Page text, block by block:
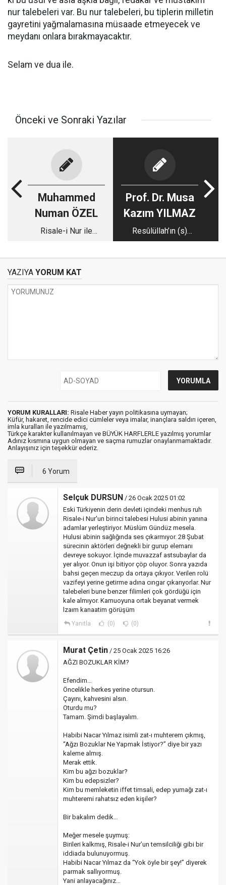
nur talebeleri var. Bu nur talebeleri, bu tiplerin milletin
gayretini yağmalamasına müsaade etmeyecek ve
meydanı onlara bırakmayacaktır.
Selam ve dua ile.
Önceki ve Sonraki Yazılar
Muhammed
Numan ÖZEL
Risale-i Nur ile
Prof. Dr. Musa
Kazım YILMAZ
Resûlüllah’ın (s)
Gençlere Karşı
YAZIYA YORUM KAT
YORUM KURALLARI: Risale Haber yayın politikasına uymayan;
Küfür, hakaret, rencide edici cümleler veya imalar, inançlara saldırı içeren,
imla kuralları ile yazılmamış,
Türkçe karakter kullanılmayan ve BÜYÜK HARFLERLE yazılmış yorumlar
Adınız kısmına uygun olmayan ve saçma rumuzlar onaylanmamaktadır.
Anlayışınız için teşekkür ederiz.
6 Yorum
Selçuk DURSUN / 26 Ocak 2025 01:02
Eski Türkiyenin derin devleti içindeki menhus ruh
Risale-i Nur'un birinci talebesi Hulusi abinin yanına
adamlar yerleştiriyor. Müslüm Gündüz mesela.
Hulusi abinin sağlığında ses çıkarmıyor. 28 Şubat
sürecinin aktörleri değnekli bir gurup elemanı
devreye sokuyor. İçinde muvazzaf astsubaylar da
yer alıyor. Onun işi bitiyor çöp oluyor. Sonra yazıda
bahsi geçen meczup da ortaya çıkıyor. Verilen rolü
vazifeyi yerine getirme adına cıngar çıkarıyorlar. Nur
talebeleri bune benzer filimleri çok gördüğü için
kale almıyor. Kamuoyuna ortak beyanat vermek
lzaım kanaatim görüşüm
Yanıtla (0) (0)
Murat Çetin / 25 Ocak 2025 16:26
AĞZI BOZUKLAR KİM?
Efendim…
Öncelikle herkes yerine otursun.
Çayını, kahvesini alsın.
Oturdu mu?
Tamam. Şimdi başlayalım.
Habibi Nacar Yılmaz isimli zat-ı muhterem çıkmış,
“Ağzı Bozuklar Ne Yapmak İstiyor?” diye bir yazı
kaleme almış.
Merak ettik.
Kim bu ağzı bozuklar?
Kim bu edepsizler?
Kim bu memleketin iffet timsali, edep yumağı zat-ı
muhteremi rahatsız eden kişiler?
Bir bakalım dedik…
Meğer mesele şuymuş:
Birileri kalkmış, Risale-i Nur’un temsilciliği gibi bir
iddiada bulunuyormuş.
Habibi Nacar Yılmaz da “Yok öyle bir şey!” diyerek
parmak sallıyormuş.
Yani anlayacağınız…